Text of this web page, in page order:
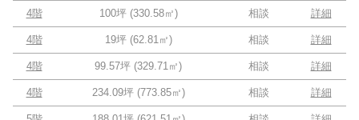
4階 100坪 (330.58㎡) 相談 詳細
4階 19坪 (62.81㎡) 相談 詳細
4階 99.57坪 (329.71㎡) 相談 詳細
4階 234.09坪 (773.85㎡) 相談 詳細